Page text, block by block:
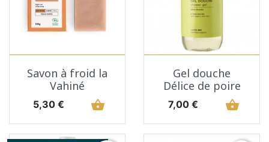
Savon à froid la
Vahiné
Prix
5,30 € shopping_basket
Gel douche
Délice de poire
Prix
7,00 € shopping_basket